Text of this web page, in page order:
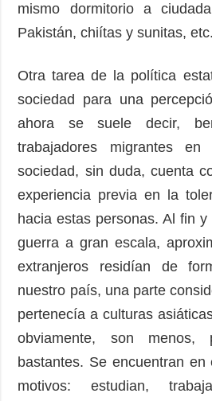
mismo dormitorio a
Pakistán, chiítas y sunitas,
Otra tarea de la política
sociedad para una
ahora se suele decir,
trabajadores migrantes
sociedad, sin duda, cuenta
experiencia previa en la
hacia estas personas. Al fin
guerra a gran escala,
extranjeros residían de
nuestro país, una parte
pertenecía a culturas
obviamente, son menos,
bastantes. Se encuentran
motivos: estudian,